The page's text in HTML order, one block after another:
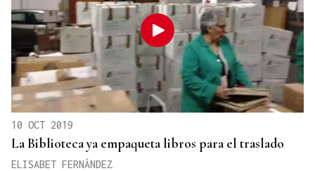
10 OCT 2019
La Biblioteca ya empaqueta libros para el traslado
ELISABET FERNÁNDEZ